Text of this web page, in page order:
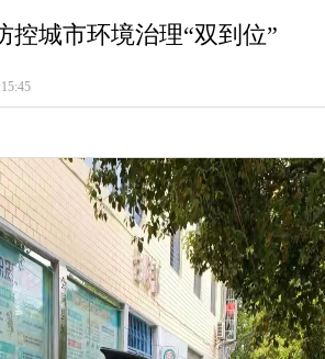
城市环境治理“双到位”